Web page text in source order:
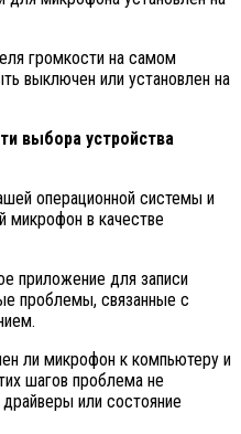
громкости на самом
выключен или установлен на
выбора устройства
операционной системы и
микрофон в качестве
приложение для записи
проблемы, связанные с
ли микрофон к компьютеру и
шагов проблема не
или состояние